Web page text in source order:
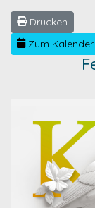
Drucken
Zum Kalender